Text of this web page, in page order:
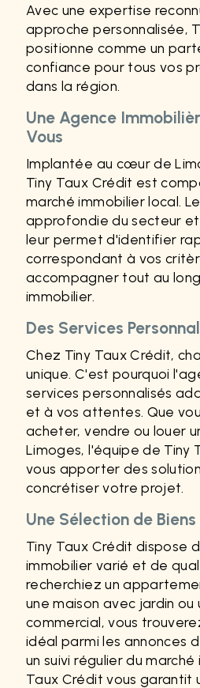
Avec une expertise
approche personnalisée,
positionne comme un
confiance pour tous vos
dans la région.
Une Agence
Vous
Implantée au cœur de
Tiny Taux Crédit est
marché immobilier local.
approfondie du secteur
leur permet d'identifier
correspondant à vos
accompagner tout au
immobilier.
Des Services
Chez Tiny Taux Crédit,
unique. C'est pourquoi
services personnalisés
et à vos attentes. Que
acheter, vendre ou louer
Limoges, l'équipe de Tiny
vous apporter des
concrétiser votre projet.
Une Sélection de
Tiny Taux Crédit dispose
immobilier varié et de
recherchiez un
une maison avec jardin ou
commercial, vous
idéal parmi les annonces
un suivi régulier du marché
Taux Crédit vous garantit